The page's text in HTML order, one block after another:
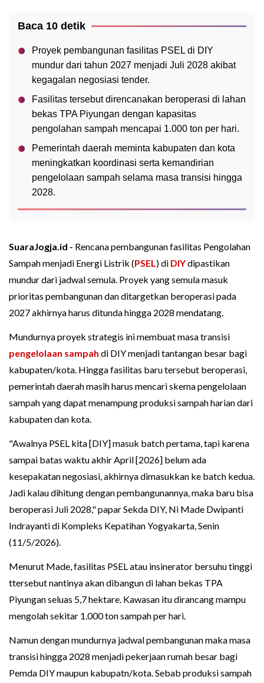
Baca 10 detik
Proyek pembangunan fasilitas PSEL di DIY
mundur dari tahun 2027 menjadi Juli 2028 akibat
kegagalan negosiasi tender.
Fasilitas tersebut direncanakan beroperasi di lahan
bekas TPA Piyungan dengan kapasitas
pengolahan sampah mencapai 1.000 ton per hari.
Pemerintah daerah meminta kabupaten dan kota
meningkatkan koordinasi serta kemandirian
pengelolaan sampah selama masa transisi hingga
2028.
SuaraJogja.id - Rencana pembangunan fasilitas Pengolahan
Sampah menjadi Energi Listrik (PSEL) di DIYdipastikan
mundur dari jadwal semula. Proyek yang semula masuk
prioritas pembangunan dan ditargetkan beroperasi pada
2027 akhirnya harus ditunda hingga 2028 mendatang.
Mundurnya proyek strategis ini membuat masa transisi
pengelolaan sampah di DIY menjadi tantangan besar bagi
kabupaten/kota. Hingga fasilitas baru tersebut beroperasi,
pemerintah daerah masih harus mencari skema pengelolaan
sampah yang dapat menampung produksi sampah harian dari
kabupaten dan kota.
"Awalnya PSEL kita [DIY] masuk batch pertama, tapi karena
sampai batas waktu akhir April [2026] belum ada
kesepakatan negosiasi, akhirnya dimasukkan ke batch kedua.
Jadi kalau dihitung dengan pembangunannya, maka baru bisa
beroperasi Juli 2028," papar Sekda DIY, Ni Made Dwipanti
Indrayanti di Kompleks Kepatihan Yogyakarta, Senin
(11/5/2026).
Menurut Made, fasilitas PSEL atau insinerator bersuhu tinggi
ttersebut nantinya akan dibangun di lahan bekas TPA
Piyungan seluas 5,7 hektare. Kawasan itu dirancang mampu
mengolah sekitar 1.000 ton sampah per hari.
Namun dengan mundurnya jadwal pembangunan maka masa
transisi hingga 2028 menjadi pekerjaan rumah besar bagi
Pemda DIY maupun kabupatn/kota. Sebab produksi sampah